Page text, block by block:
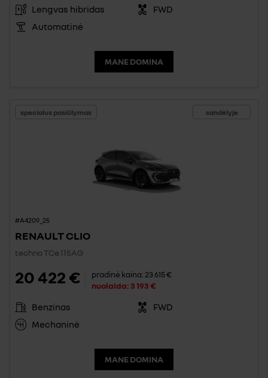
Lengvas hibridas
FWD
Automatinė
MANE DOMINA
sandėlyje
specialus pasiūlymas
#A4209_25
RENAULT CLIO
techno TCe 115AG
20 422 € pradinė kaina: 23 615 €
nuolaida: 3 193 €
Benzinas
FWD
Mechaninė
MANE DOMINA